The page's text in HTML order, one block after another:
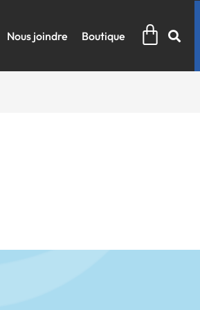
Nous joindre Boutique Panier